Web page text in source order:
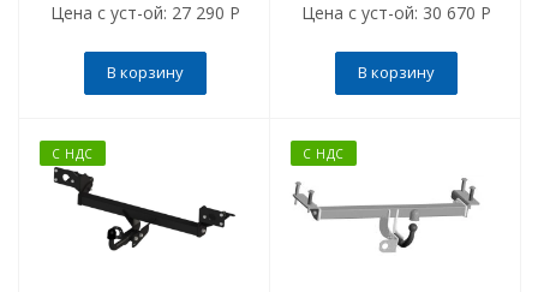
Цена с уст-ой: 27 290 P
В корзину
Цена с уст-ой: 30 670 P
В корзину
С НДС С НДС